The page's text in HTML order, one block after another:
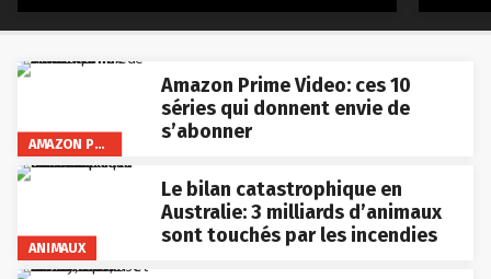
AMAZON PRIME VIDEO
Amazon Prime Video: ces 10
séries qui donnent envie de
s’abonner
ANIMAUX
Le bilan catastrophique en
Australie: 3 milliards d’animaux
sont touchés par les incendies